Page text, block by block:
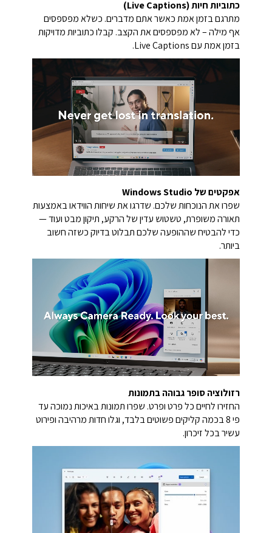
כתוביות חיות (Live Captions)
מתרגם בזמן אמת כאשר אתם מדברים. כשלא מפספסים
אף מילה – לא מפספסים את הקצב. קבלו כתוביות מדויקות
בזמן אמת עם Live Captions.
אפקטים של Windows Studio
שפרו את הנוכחות שלכם. שדרגו את שיחות הווידאו באמצעות
תאורה משופרת, טשטוש עדין של הרקע, תיקון מבט ועוד —
כדי להבטיח שההופעה שלכם תבלוט בדיוק כשזה חשוב
ביותר.
רזולוציה סופר גבוהה בתמונות
החזירו לחיים כל פרט ופרט. שפרו תמונות באיכות נמוכה עד
פי 8 בכמה קליקים פשוטים בלבד, וגלו חדות מרהיבה ופירוט
עשיר בכל זיכרון.